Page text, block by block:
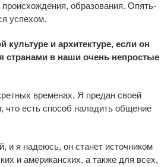
происхождения, образования. Опять-
успехом.
и архитектуре, если он
странами в наши очень непростые
временах. Я предан своей
что есть способ наладить общение
и я надеюсь, он станет источником
и американских, а также для всех,